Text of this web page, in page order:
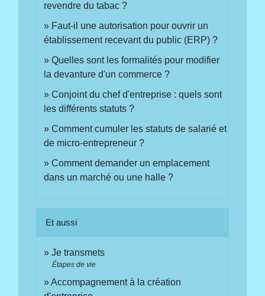
revendre du tabac ?
Faut-il une autorisation pour ouvrir un
établissement recevant du public (ERP) ?
Quelles sont les formalités pour modifier
la devanture d'un commerce ?
Conjoint du chef d'entreprise : quels sont
les différents statuts ?
Comment cumuler les statuts de salarié et
de micro-entrepreneur ?
Comment demander un emplacement
dans un marché ou une halle ?
Et aussi
Je transmets
Étapes de vie
Accompagnement à la création